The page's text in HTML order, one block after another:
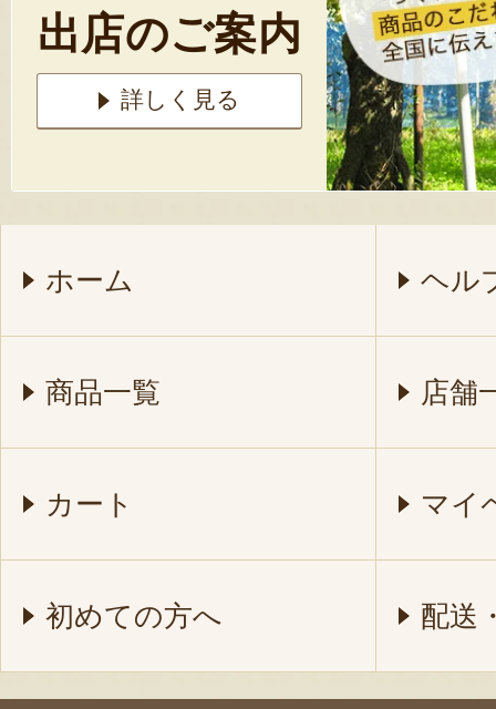
出店のご案内
詳しく見る
ホーム ヘル
商品一覧 店舗
カート マイ
初めての方へ 配送